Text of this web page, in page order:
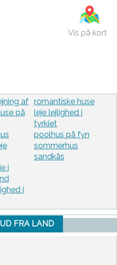
Vis på kort
af
på
i
i
romantiske huse
leje lejlighed i
tyrkiet
poolhus på fyn
sommerhus
sandkås
FRA LAND